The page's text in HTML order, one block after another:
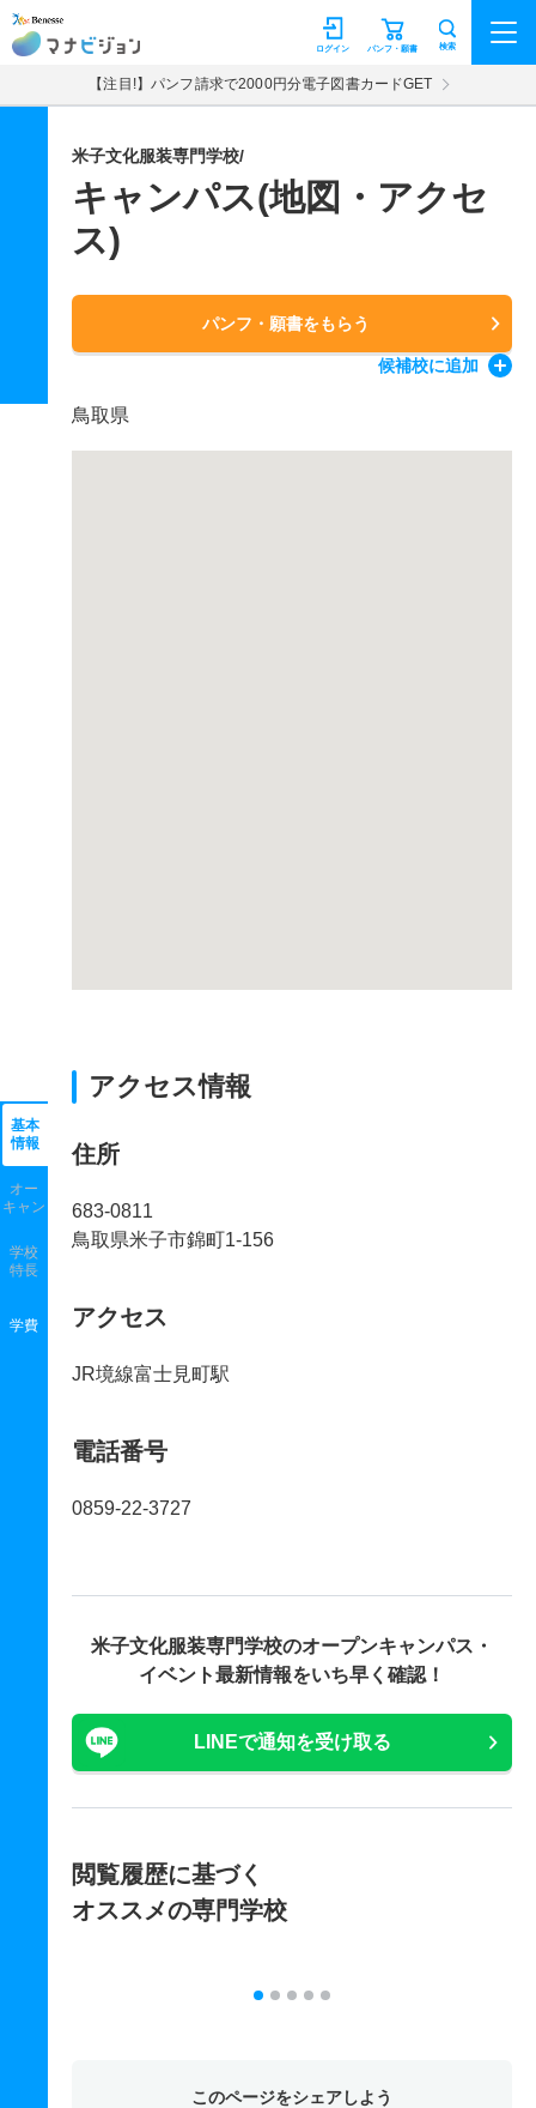
マナビジョン パンフ・願書
ログイン 検索
【注目!】パンフ請求で2000円分電子図書カードGET
米子文化服装専門学校/
キャンパス(地図・アクセ
ス)
パンフ・願書をもらう
候補校に追加
基本
情報
オー
キャン
学校
特長
学費
鳥取県
アクセス情報
住所
683-0811
鳥取県米子市錦町1-156
アクセス
JR境線富士見町駅
電話番号
0859-22-3727
米子文化服装専門学校のオープンキャンパス・
イベント最新情報をいち早く確認！
LINEで通知を受け取る
閲覧履歴に基づく
オススメの専門学校
このページをシェアしよう